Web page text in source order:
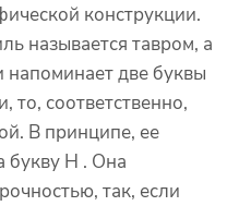
конструкции.
называется тавром, а
напоминает две буквы
то, соответственно,
В принципе, ее
букву Н . Она
так, если